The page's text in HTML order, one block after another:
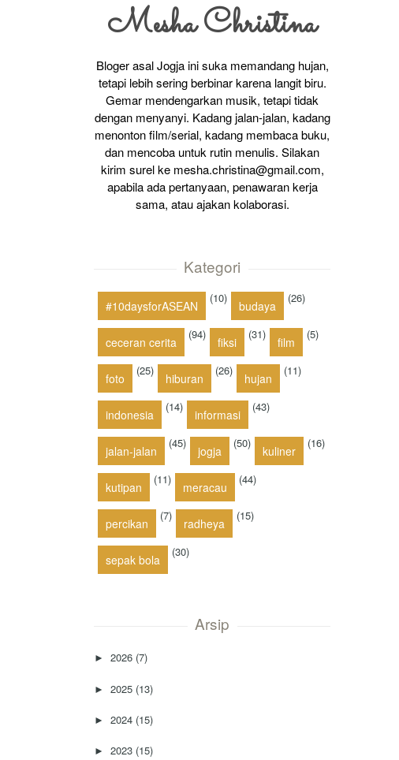
Mesha Christina
Bloger asal Jogja ini suka memandang hujan,
tetapi lebih sering berbinar karena langit biru.
Gemar mendengarkan musik, tetapi tidak
dengan menyanyi. Kadang jalan-jalan, kadang
menonton film/serial, kadang membaca buku,
dan mencoba untuk rutin menulis. Silakan
kirim surel ke mesha.christina@gmail.com,
apabila ada pertanyaan, penawaran kerja
sama, atau ajakan kolaborasi.
Kategori
#10daysforASEAN
(10)
budaya
(26)
ceceran cerita
(94)
fiksi
(31)
film
(5)
foto
(25)
hiburan
(26)
hujan
(11)
indonesia
(14)
informasi
(43)
jalan-jalan
(45)
jogja
(50)
kuliner
(16)
kutipan
(11)
meracau
(44)
percikan
(7)
radheya
(15)
sepak bola
(30)
Arsip
► 2026 (7)
► 2025 (13)
► 2024 (15)
► 2023 (15)